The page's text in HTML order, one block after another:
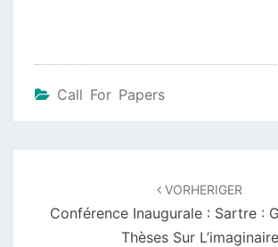
Call For Papers
VORHERIGER
Conférence Inaugurale : Sartre :
Thèses Sur L’imaginaire